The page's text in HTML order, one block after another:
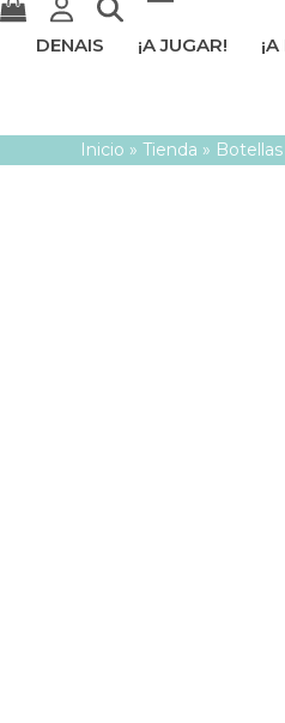
Mostrar
menú
Cerrar
DENAIS ¡A JUGAR!
Inicio »Tienda »